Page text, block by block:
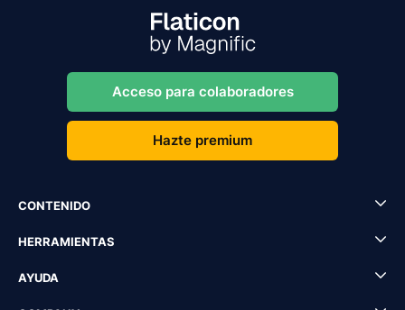
Acceso para colaboradores
Hazte premium
CONTENIDO
HERRAMIENTAS
AYUDA